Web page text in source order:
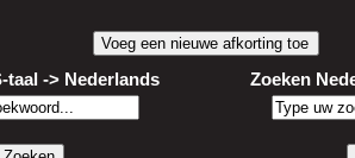
taal -> Nederlands Zoeken